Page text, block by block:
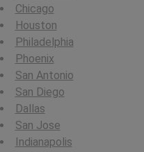
Chicago
Houston
Philadelphia
Phoenix
San Antonio
San Diego
Dallas
San Jose
Indianapolis